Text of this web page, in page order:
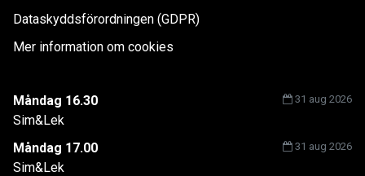
Dataskyddsförordningen (GDPR)
Mer information om cookies
Måndag 16.30 31 aug 2026
Sim&Lek
Måndag 17.00
31 aug 2026
Sim&Lek